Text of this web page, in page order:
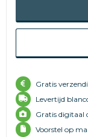
Gratis
Levertijd
Gratis digitaal
Voorstel op